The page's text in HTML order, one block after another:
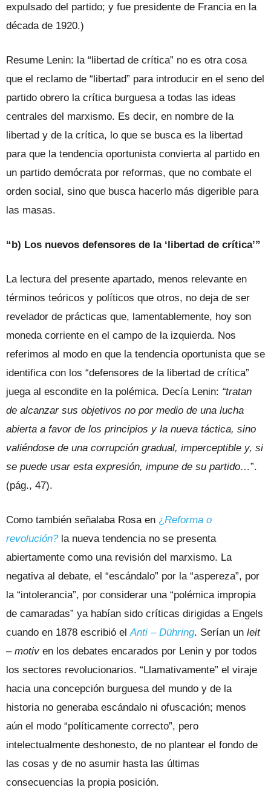
expulsado del partido; y fue presidente de Francia en la
década de 1920.)
Resume Lenin: la “libertad de crítica” no es otra cosa
que el reclamo de “libertad” para introducir en el seno del
partido obrero la crítica burguesa a todas las ideas
centrales del marxismo. Es decir, en nombre de la
libertad y de la crítica, lo que se busca es la libertad
para que la tendencia oportunista convierta al partido en
un partido demócrata por reformas, que no combate el
orden social, sino que busca hacerlo más digerible para
las masas.
“b) Los nuevos defensores de la ‘libertad de crítica’”
La lectura del presente apartado, menos relevante en
términos teóricos y políticos que otros, no deja de ser
revelador de prácticas que, lamentablemente, hoy son
moneda corriente en el campo de la izquierda. Nos
referimos al modo en que la tendencia oportunista que se
identifica con los “defensores de la libertad de crítica”
juega al escondite en la polémica. Decía Lenin: “tratan
de alcanzar sus objetivos no por medio de una lucha
abierta a favor de los principios y la nueva táctica, sino
valiéndose de una corrupción gradual, imperceptible y, si
se puede usar esta expresión, impune de su partido…”.
(pág., 47).
Como también señalaba Rosa en ¿Reforma o
revolución?la nueva tendencia no se presenta
abiertamente como una revisión del marxismo. La
negativa al debate, el “escándalo” por la “aspereza”, por
la “intolerancia”, por considerar una “polémica impropia
de camaradas” ya habían sido críticas dirigidas a Engels
cuando en 1878 escribió elAnti – Dühring. Serían un leit
– motiv en los debates encarados por Lenin y por todos
los sectores revolucionarios. “Llamativamente” el viraje
hacia una concepción burguesa del mundo y de la
historia no generaba escándalo ni ofuscación; menos
aún el modo “políticamente correcto”, pero
intelectualmente deshonesto, de no plantear el fondo de
las cosas y de no asumir hasta las últimas
consecuencias la propia posición.